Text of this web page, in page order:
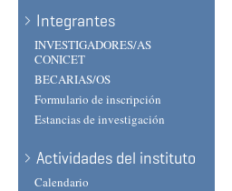
Integrantes
INVESTIGADORES/AS
CONICET
BECARIAS/OS
Formulario de inscripción
Estancias de investigación
Actividades del instituto
Calendario